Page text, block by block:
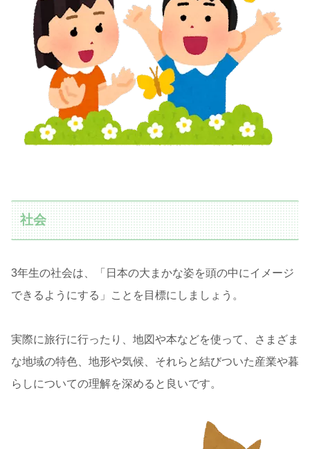
社会
3年生の社会は、「日本の大まかな姿を頭の中にイメージ
できるようにする」ことを目標にしましょう。
実際に旅行に行ったり、地図や本などを使って、さまざま
な地域の特色、地形や気候、それらと結びついた産業や暮
らしについての理解を深めると良いです。